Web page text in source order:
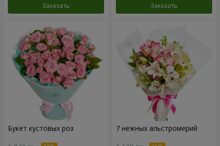
Заказать Заказать
Букет кустовых роз 7 нежных альстромерий